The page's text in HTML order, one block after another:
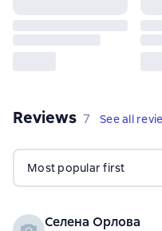
Reviews 7 reviews
7 See all
Most popular first
Селена Орлова